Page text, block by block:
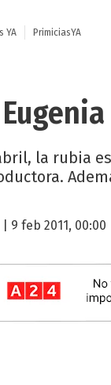
YA PrimiciasYA
la rubia
| 9 feb 2011, 00:00